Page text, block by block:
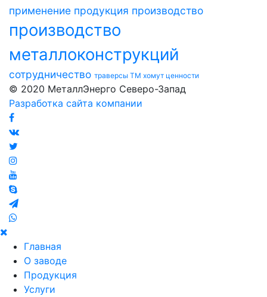
применение продукция производство
производство
металлоконструкций
сотрудничество траверсы ТМ хомут ценности
© 2020 МеталлЭнерго Северо-Запад
Разработка сайта компании
Главная
О заводе
Продукция
Услуги